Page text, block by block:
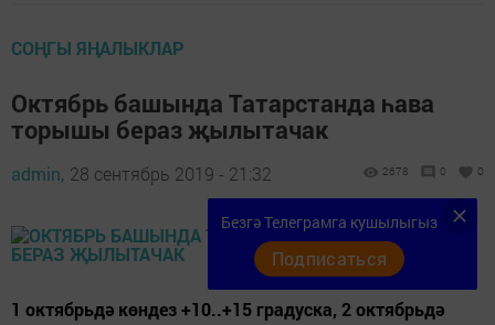
СОҢГЫ ЯҢАЛЫКЛАР
Октябрь башында Татарстанда һава
торышы бераз җылытачак
admin, 28 сентябрь 2019 - 21:32 2678 0 0
1 октябрьдә көндез +10..+15 градуска, 2 октябрьдә
Безгә Телеграмга кушылыгыз
Подписаться